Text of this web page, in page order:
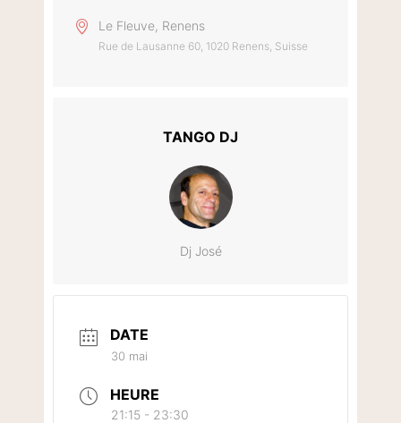
Le Fleuve, Renens
Rue de Lausanne 60, 1020 Renens, Suisse
TANGO DJ
Dj José
DATE
30 mai
HEURE
21:15 - 23:30